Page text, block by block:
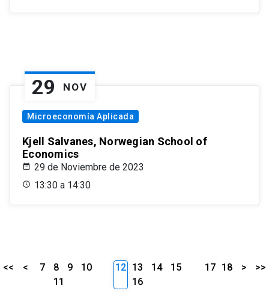
29 NOV
Microeconomía Aplicada
Kjell Salvanes, Norwegian School of
Economics
29 de Noviembre de 2023
13:30 a 14:30
<< < 7 8 9
10
11
12 13 14
15
16
17 18 > >>